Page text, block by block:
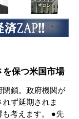
保つ米国市場
閉鎖。政府機関が
ず延期されま
考えます。 ●先